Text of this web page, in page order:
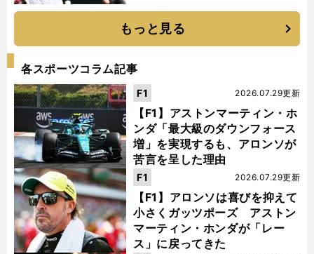
もっと見る
各スポーツコラム記事
【F1】アストンマーティン・ホ
ンダ「最大級のダウンフォース
増」を実現するも、アロンソが
苦言を呈した理由
2026.07.29更新
F1
【F1】アロンソは喜びを抑えて
小さくガッツポーズ アストン
マーティン・ホンダが「レー
ス」に戻ってきた
2026.07.29更新
F1